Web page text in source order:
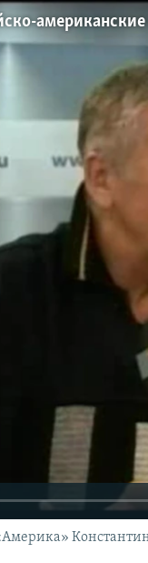
No